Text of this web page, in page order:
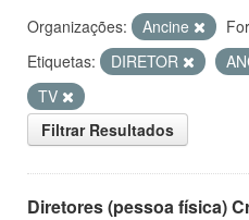
Organizações: Ancine
Etiquetas:
DIRETOR
TV
Filtrar Resultados
Diretores (pessoa física)